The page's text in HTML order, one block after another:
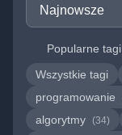
Popularne tagi
Wszystkie tagi
programowanie
algorytmy (34)